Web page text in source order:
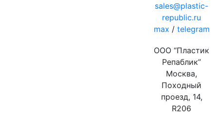
sales@plastic-
republic.ru
max / telegram
ООО “Пластик
Репаблик”
Москва,
Походный
проезд, 14,
R206